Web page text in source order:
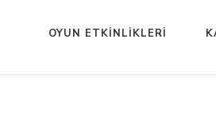
OYUN ETKİNLİKLERİ